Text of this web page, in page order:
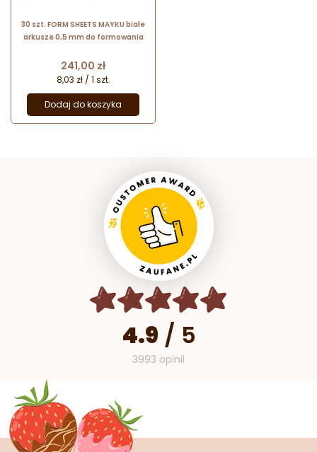
30 szt. FORM SHEETS MAYKU białe
arkusze 0,5 mm do formowania
Cena
241,00 zł
8,03 zł / 1 szt.
Dodaj do koszyka
4.9 / 5
3993 opinii